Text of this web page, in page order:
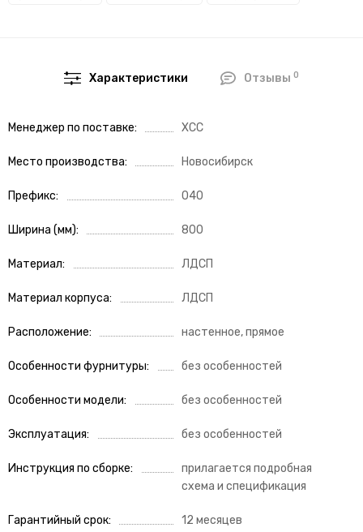
Характеристики Отзывы 0
Менеджер по поставке ХСС
Место производства Новосибирск
Префикс 040
Ширина (мм) 800
Материал ЛДСП
Материал корпуса ЛДСП
Расположение настенное, прямое
Особенности фурнитуры без особенностей
Особенности модели без особенностей
Эксплуатация без особенностей
Инструкция по сборке
прилагается подробная
схема и спецификация
Гарантийный срок 12 месяцев